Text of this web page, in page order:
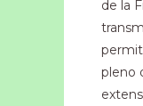
de la
pleno